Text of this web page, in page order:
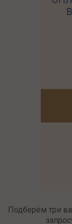
Подберём три